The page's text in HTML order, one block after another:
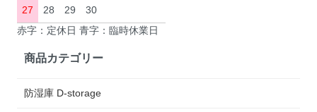
27 28 29
30
赤字：定休日 青字：臨時休業日
商品カテゴリー
防湿庫 D-storage